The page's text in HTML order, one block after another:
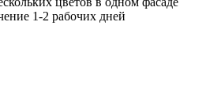
1-2 рабочих дней